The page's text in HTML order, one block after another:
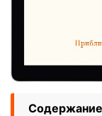
Содержание